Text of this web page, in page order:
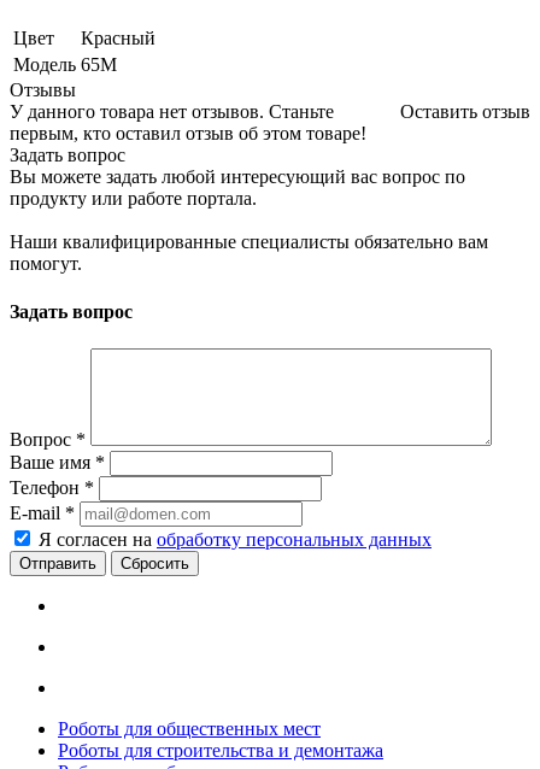
Цвет
Красный
Модель 65M
Отзывы
Оставить отзыв
У данного товара нет отзывов. Станьте
первым, кто оставил отзыв об этом товаре!
Задать вопрос
Вы можете задать любой интересующий вас вопрос по
продукту или работе портала.
Наши квалифицированные специалисты обязательно вам
помогут.
Задать вопрос
Вопрос *
Ваше имя *
Телефон *
E-mail *
Я согласен на обработку персональных данных
Сбросить
Роботы для общественных мест
Роботы для строительства и демонтажа